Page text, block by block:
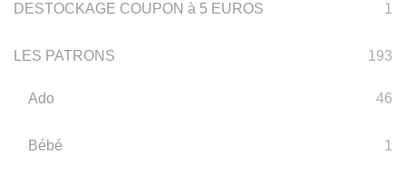
DESTOCKAGE COUPON à 5 EUROS 1
LES PATRONS 193
Ado 46
Bébé 1